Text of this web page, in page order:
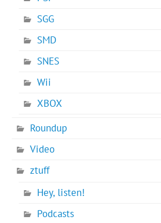
SGG
SMD
SNES
Wii
XBOX
Roundup
Video
ztuff
Hey, listen!
Podcasts